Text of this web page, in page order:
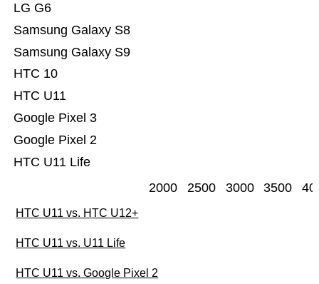
HTC U11 Life
Google Pixel 2
Google Pixel 3
HTC U11
HTC 10
Samsung Galaxy S9
Samsung Galaxy S8
LG G6
2000 2500 3000 3500
HTC U11 vs. HTC U12+
HTC U11 vs. U11 Life
HTC U11 vs. Google Pixel 2